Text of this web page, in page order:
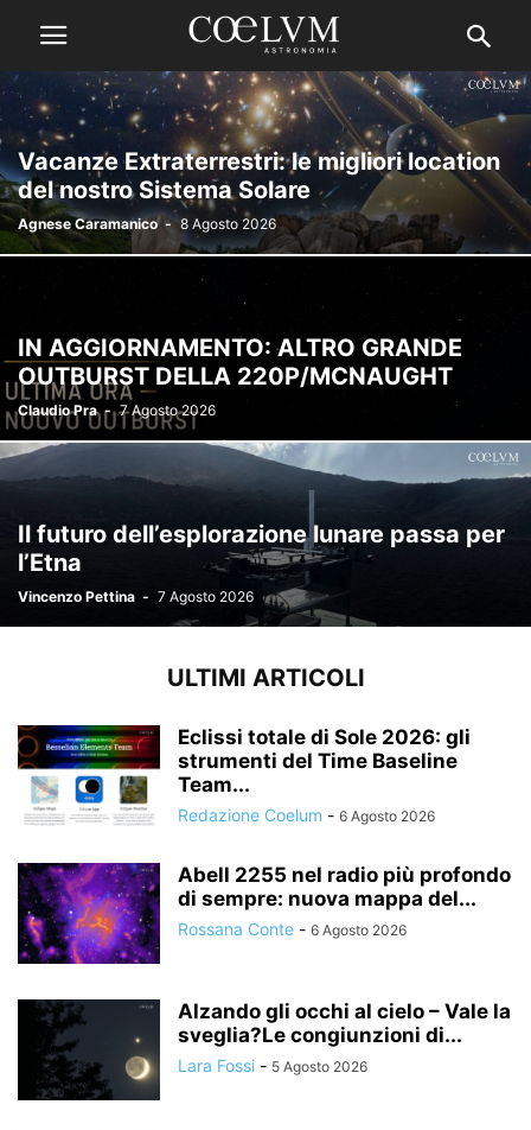
Vacanze Extraterrestri: le migliori location
del nostro Sistema Solare
Agnese Caramanico - 8 Agosto 2026
IN AGGIORNAMENTO: ALTRO GRANDE
OUTBURST DELLA 220P/MCNAUGHT
Claudio Pra - 7 Agosto 2026
Il futuro dell’esplorazione lunare passa per
l’Etna
Vincenzo Pettina - 7 Agosto 2026
ULTIMI ARTICOLI
Eclissi totale di Sole 2026: gli
strumenti del Time Baseline
Team...
Redazione Coelum - 6 Agosto 2026
Abell 2255 nel radio più profondo
di sempre: nuova mappa del...
Rossana Conte - 6 Agosto 2026
Alzando gli occhi al cielo – Vale la
sveglia?Le congiunzioni di...
Lara Fossi - 5 Agosto 2026